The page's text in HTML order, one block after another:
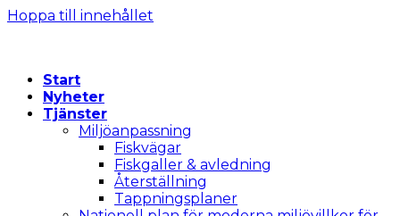
Hoppa till innehållet
Start
Nyheter
Tjänster
Miljöanpassning
Fiskvägar
Fiskgaller & avledning
Återställning
Tappningsplaner